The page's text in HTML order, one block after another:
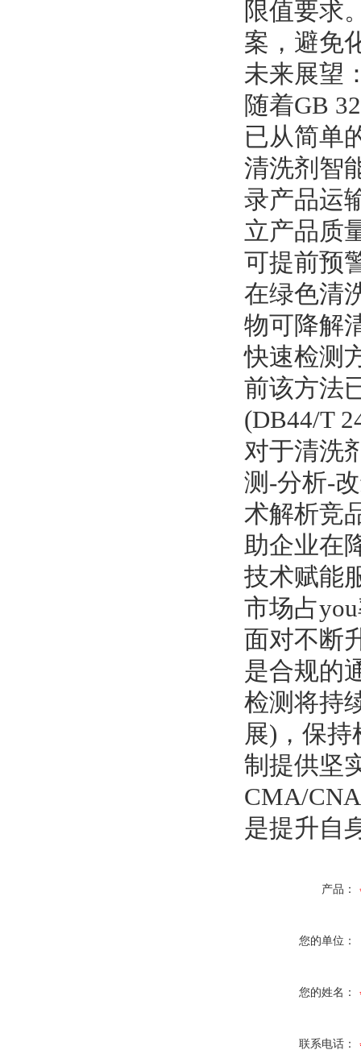
限值要求
案，避免
未来展望
随着GB
已从简单
清洗剂智
录产品运
立产品质
可提前预
在绿色清
物可降解
快速检测
前该方法
(DB44/T
对于清洗
测-分析-
术解析竞
助企业在
技术赋能
市场占
面对不断
是合规的
检测将持
展)，保
制提供坚
CMA/
是提升自
产品：
您的单位：
您的姓名：
联系电话：